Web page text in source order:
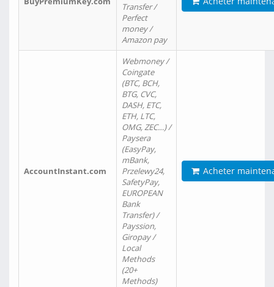
Transfer /
Perfect
money /
Amazon pay
AccountInstant.com
Webmoney /
Coingate
(BTC, BCH,
BTG, CVC,
DASH, ETC,
ETH, LTC,
OMG, ZEC…) /
Paysera
(EasyPay,
mBank,
Przelewy24,
SafetyPay,
EUROPEAN
Bank
Transfer) /
Payssion,
Giropay /
Local
Methods
(20+
Methods)
Acheter